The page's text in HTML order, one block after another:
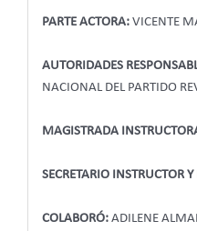
PARTE ACTORA: VICENTE
AUTORIDADES
NACIONAL DEL PARTIDO
MAGISTRADA
SECRETARIO INSTRUCTOR Y
COLABORÓ: ADILENE